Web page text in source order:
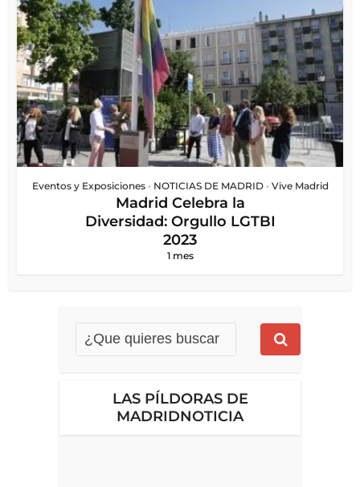
Eventos y Exposiciones • NOTICIAS DE MADRID • Vive Madrid
Madrid Celebra la
Diversidad: Orgullo LGTBI
2023
1 mes
LAS PÍLDORAS DE
MADRIDNOTICIA